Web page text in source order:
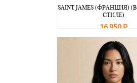
SAINT JAMES (ФРАНЦИЯ)
СТИЛЕ)
16 950 Р